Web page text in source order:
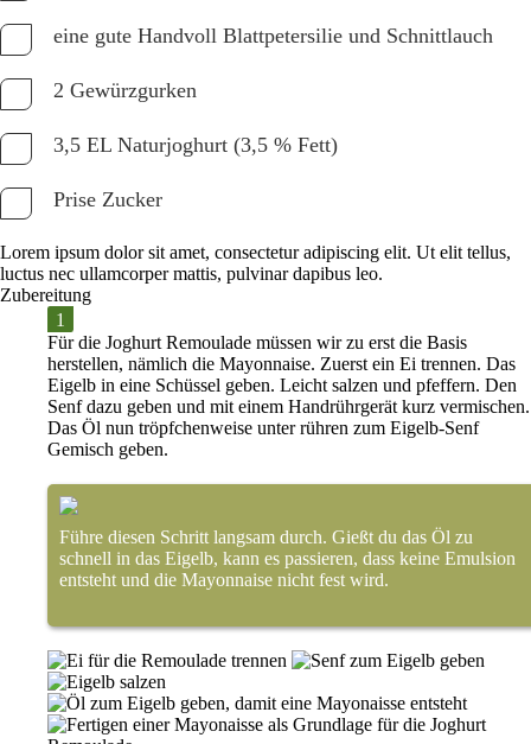
eine gute Handvoll Blattpetersilie und Schnittlauch
2 Gewürzgurken
3,5 EL Naturjoghurt (3,5 % Fett)
Prise Zucker
Lorem ipsum dolor sit amet, consectetur adipiscing elit. Ut elit tellus,
luctus nec ullamcorper mattis, pulvinar dapibus leo.
Zubereitung
Für die Joghurt Remoulade müssen wir zu erst die Basis
herstellen, nämlich die Mayonnaise. Zuerst ein Ei trennen. Das
Eigelb in eine Schüssel geben. Leicht salzen und pfeffern. Den
Senf dazu geben und mit einem Handrührgerät kurz vermischen.
Das Öl nun tröpfchenweise unter rühren zum Eigelb-Senf
Gemisch geben.
Führe diesen Schritt langsam durch. Gießt du das Öl zu
schnell in das Eigelb, kann es passieren, dass keine Emulsion
entsteht und die Mayonnaise nicht fest wird.